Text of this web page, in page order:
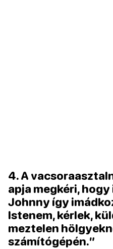
4. A
apja megkéri,
Johnny így
Istenem, kérlek,
meztelen
számítógépén.”